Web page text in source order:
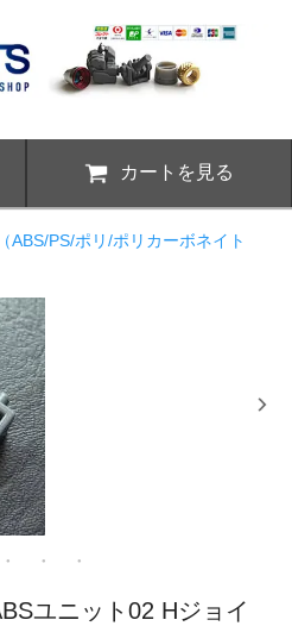
カートを見る
ABS/PS/ポリ/ポリカーボネイト
ユニット02 Hジョイ